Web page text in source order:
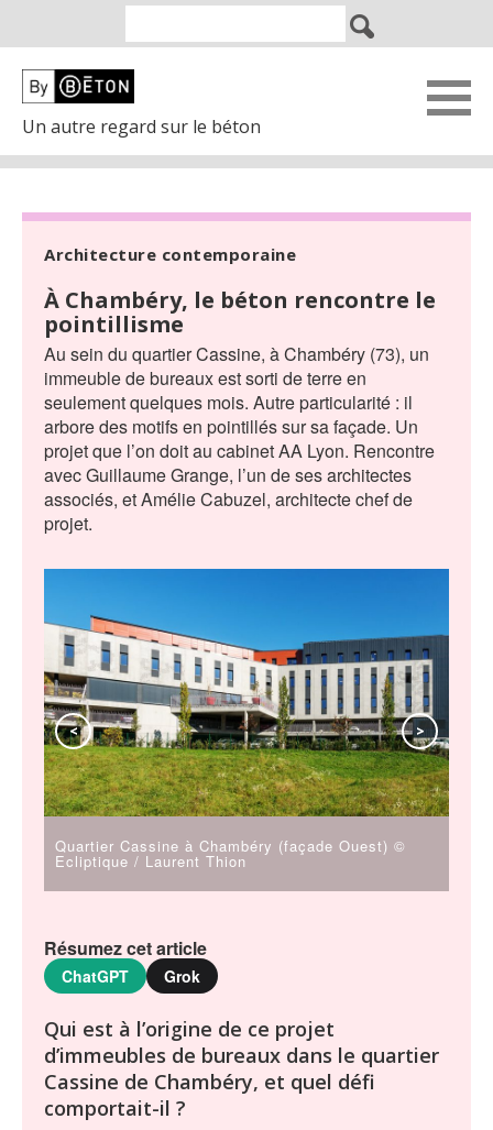
Un autre regard sur le béton
Architecture contemporaine
À Chambéry, le béton rencontre le
pointillisme
Au sein du quartier Cassine, à Chambéry (73), un
immeuble de bureaux est sorti de terre en
seulement quelques mois. Autre particularité : il
arbore des motifs en pointillés sur sa façade. Un
projet que l’on doit au cabinet AA Lyon. Rencontre
avec Guillaume Grange, l’un de ses architectes
associés, et Amélie Cabuzel, architecte chef de
projet.
Quartier Cassine à Chambéry (façade Ouest) ©
Ecliptique / Laurent Thion
< >
Résumez cet article
ChatGPT Grok
Qui est à l’origine de ce projet
d’immeubles de bureaux dans le quartier
Cassine de Chambéry, et quel défi
comportait-il ?